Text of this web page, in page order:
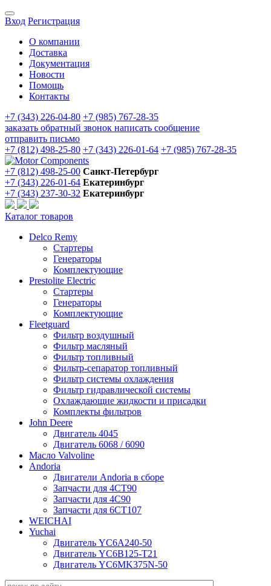
Вход Регистрация
О компании
Доставка
Документация
Новости
Помощь
Контакты
+7 (343) 226-04-80 +7 (985) 767-28-35
заказать обратный звонок написать сообщение
отправить письмо
+7 (812) 498-25-80 +7 (343) 226-01-64 +7 (985) 767-28-35
+7 (812) 498-25-00 Санкт-Петербург
+7 (343) 226-01-64 Екатеринбург
+7 (343) 237-30-32 Екатеринбург
Каталог товаров
Delco Remy
Стартеры
Генераторы
Комплектующие
Prestolite Electric
Стартеры
Генераторы
Комплектующие
Fleetguard
Фильтр воздушный
Фильтр масляный
Фильтр топливный
Фильтр-сепаратор топливный
Фильтр системы охлаждения
Фильтр гидравлической системы
Охлаждающие жидкости и присадки
Комплекты фильтров
John Deere
Двигатель 4045
Двигатель 6068 / 6090
Масло Valvoline
Andoria
Двигатели Andoria в сборе
Запчасти для 4CT90
Запчасти для 4С90
Запчасти для 6CT107
WEICHAI
Yuchai
Двигатель YC6A240-50
Двигатель YC6B125-T21
Двигатель YC6MK375N-50